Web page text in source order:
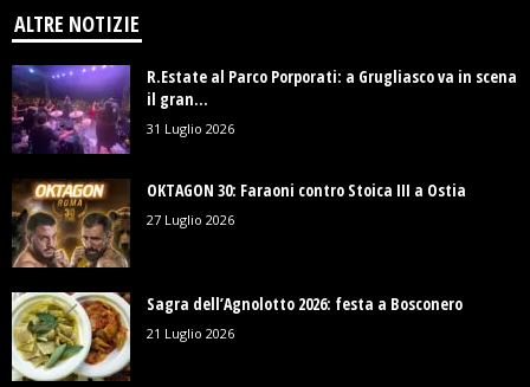
ALTRE NOTIZIE
R.Estate al Parco Porporati: a Grugliasco va in scena
il gran...
31 Luglio 2026
OKTAGON 30: Faraoni contro Stoica III a Ostia
27 Luglio 2026
Sagra dell’Agnolotto 2026: festa a Bosconero
21 Luglio 2026